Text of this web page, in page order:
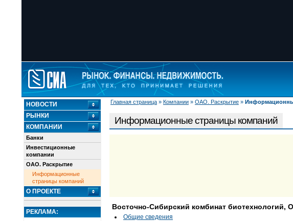
Главная страница » Компании » ОАО. Раскрытие »
НОВОСТИ
РЫНКИ
КОМПАНИИ
Банки
Инвестиционные
компании
ОАО. Раскрытие
Информационные
страницы компаний
О ПРОЕКТЕ
РЕКЛАМА:
Информационные страницы компаний
Восточно-Сибирский комбинат биотехнологий,
Общие сведения